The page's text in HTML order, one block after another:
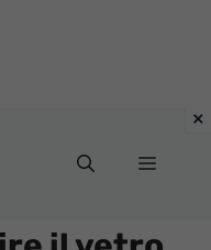
Menu